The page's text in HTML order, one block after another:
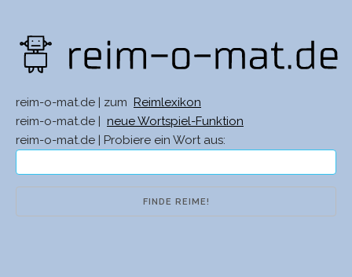
reim-o-mat.de | zum
Reimlexikon
reim-o-mat.de |
neue Wortspiel-Funktion
reim-o-mat.de | Probiere ein Wort aus: